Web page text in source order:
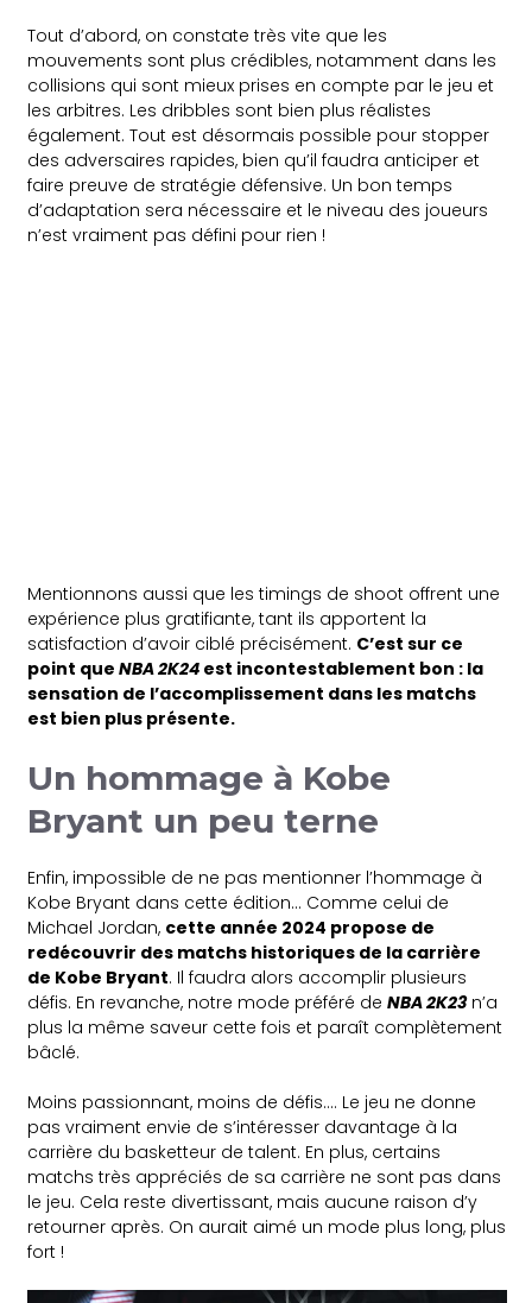
Tout d’abord, on constate très vite que les
mouvements sont plus crédibles, notamment dans les
collisions qui sont mieux prises en compte par le jeu et
les arbitres. Les dribbles sont bien plus réalistes
également. Tout est désormais possible pour stopper
des adversaires rapides, bien qu’il faudra anticiper et
faire preuve de stratégie défensive. Un bon temps
d’adaptation sera nécessaire et le niveau des joueurs
n’est vraiment pas défini pour rien !
Mentionnons aussi que les timings de shoot offrent une
expérience plus gratifiante, tant ils apportent la
satisfaction d’avoir ciblé précisément. C’est sur ce
point queNBA 2K24 est incontestablement bon : la
sensation de l’accomplissement dans les matchs
est bien plus présente.
Un hommage à Kobe
Bryant un peu terne
Enfin, impossible de ne pas mentionner l’hommage à
Kobe Bryant dans cette édition… Comme celui de
Michael Jordan, cette année 2024 propose de
redécouvrir des matchs historiques de la carrière
de Kobe Bryant. Il faudra alors accomplir plusieurs
défis. En revanche, notre mode préféré deNBA 2K23n’a
plus la même saveur cette fois et paraît complètement
bâclé.
Moins passionnant, moins de défis…. Le jeu ne donne
pas vraiment envie de s’intéresser davantage à la
carrière du basketteur de talent. En plus, certains
matchs très appréciés de sa carrière ne sont pas dans
le jeu. Cela reste divertissant, mais aucune raison d’y
retourner après. On aurait aimé un mode plus long, plus
fort !